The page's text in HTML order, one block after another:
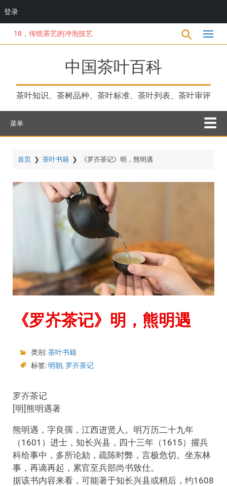
到
，传统茶艺的冲泡技艺
中国茶叶百科
茶叶知识、茶树品种、茶叶标准、茶叶列表、茶叶审评
菜单
首页 ❯ 茶叶书籍 ❯ 《罗岕茶记》明，熊明遇
《罗岕茶记》明，熊明遇
类别:茶叶书籍
标签: 明朝, 罗岕茶记
罗岕茶记
[明]熊明遇著
熊明遇，字良孺，江西进贤人。明万历二十九年
（1601）进士，知长兴县，四十三年（1615）擢兵
科给事中，多所论劾，疏陈时弊，言极危切。坐东林
事，再谪再起，累官至兵部尚书致仕。
据该书内容来看，可能著于知长兴县或稍后，约1608
登录